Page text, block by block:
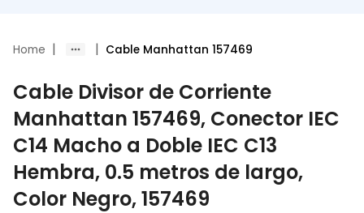
Home | | Cable Manhattan 157469
Cable Divisor de Corriente
Manhattan 157469, Conector IEC
C14 Macho a Doble IEC C13
Hembra, 0.5 metros de largo,
Color Negro, 157469